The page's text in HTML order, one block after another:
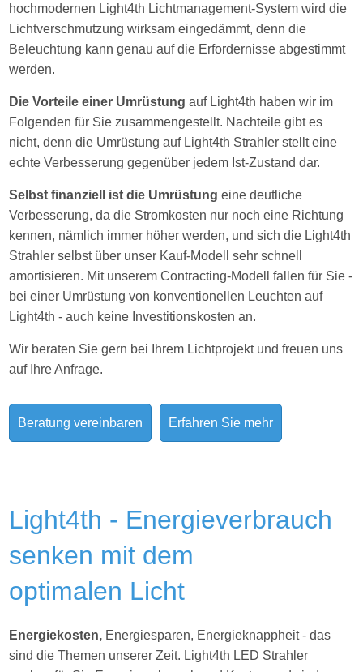
hochmodernen Light4th Lichtmanagement-System wird die
Lichtverschmutzung wirksam eingedämmt, denn die
Beleuchtung kann genau auf die Erfordernisse abgestimmt
werden.
Die Vorteile einer Umrüstungauf Light4th haben wir im
Folgenden für Sie zusammengestellt. Nachteile gibt es
nicht, denn die Umrüstung auf Light4th Strahler stellt eine
echte Verbesserung gegenüber jedem Ist-Zustand dar.
Selbst finanziell ist die Umrüstung eine deutliche
Verbesserung, da die Stromkosten nur noch eine Richtung
kennen, nämlich immer höher werden, und sich die Light4th
Strahler selbst über unser Kauf-Modell sehr schnell
amortisieren. Mit unserem Contracting-Modell fallen für Sie -
bei einer Umrüstung von konventionellen Leuchten auf
Light4th - auch keine Investitionskosten an.
Wir beraten Sie gern bei Ihrem Lichtprojekt und freuen uns
auf Ihre Anfrage.
Beratung vereinbaren Erfahren Sie mehr
Light4th - Energieverbrauch
senken mit dem
optimalen Licht
Energiekosten, Energiesparen, Energieknappheit - das
sind die Themen unserer Zeit. Light4th LED Strahler